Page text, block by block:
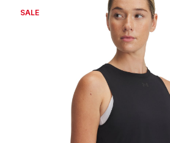
SALE